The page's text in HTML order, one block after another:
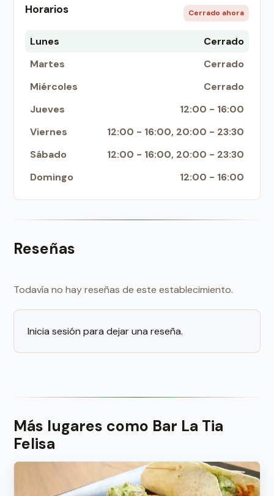
Horarios Cerrado ahora
Lunes
Cerrado
Martes
Cerrado
Miércoles
Cerrado
Jueves
12:00 - 16:00
Viernes
12:00 - 16:00, 20:00 - 23:30
Sábado
12:00 - 16:00, 20:00 - 23:30
Domingo
12:00 - 16:00
Reseñas
Todavía no hay reseñas de este establecimiento.
Inicia sesión para dejar una reseña.
Más lugares como Bar La Tia
Felisa